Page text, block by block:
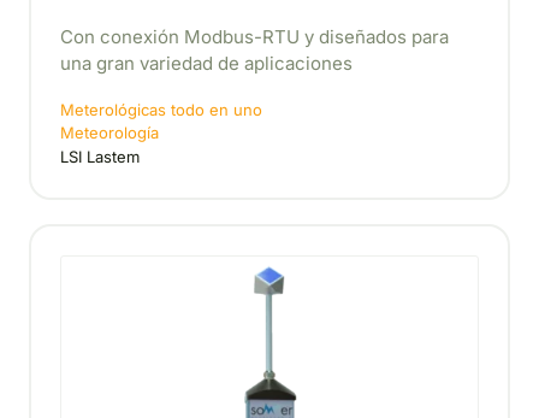
Con conexión Modbus-RTU y diseñados para
una gran variedad de aplicaciones
Meterológicas todo en uno
Meteorología
LSI Lastem